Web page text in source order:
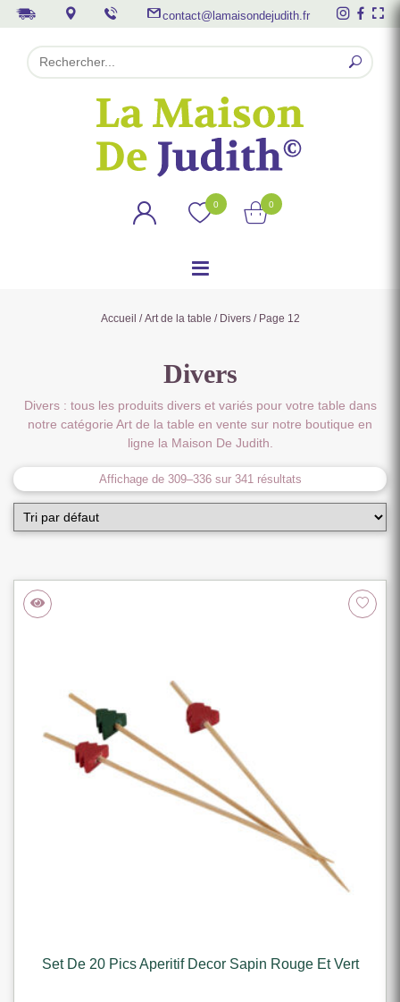
contact@lamaisondejudith.fr
0 0
Accueil /Art de la table / Divers/ Page 12
Divers
Divers : tous les produits divers et variés pour votre table dans
notre catégorie Art de la table en vente sur notre boutique en
ligne la Maison De Judith.
Affichage de 309–336 sur 341 résultats
Set De 20 Pics Aperitif Decor Sapin Rouge Et Vert